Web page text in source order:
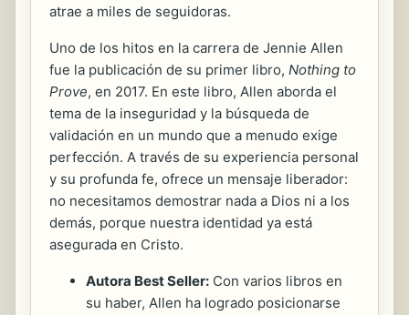
atrae a miles de seguidoras.
Uno de los hitos en la carrera de Jennie Allen
fue la publicación de su primer libro, Nothing to
Prove, en 2017. En este libro, Allen aborda el
tema de la inseguridad y la búsqueda de
validación en un mundo que a menudo exige
perfección. A través de su experiencia personal
y su profunda fe, ofrece un mensaje liberador:
no necesitamos demostrar nada a Dios ni a los
demás, porque nuestra identidad ya está
asegurada en Cristo.
Autora Best Seller: Con varios libros en
su haber, Allen ha logrado posicionarse